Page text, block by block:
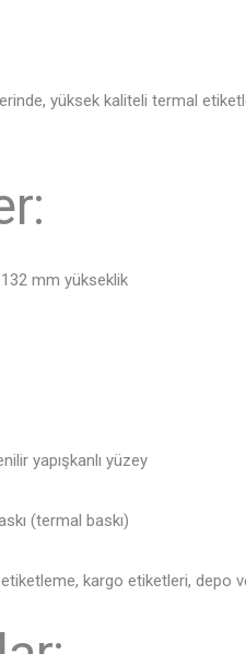
yüksek kaliteli termal
mm yükseklik
yapışkanlı yüzey
(termal baskı)
kargo etiketleri, depo